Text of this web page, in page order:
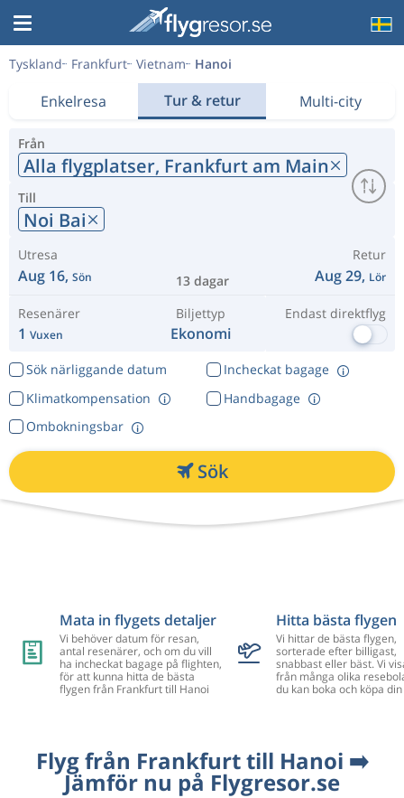
Tyskland Frankfurt Vietnam Hanoi
Enkelresa Tur & retur Multi-city
Från
Alla flygplatser, Frankfurt am Main
Till
Noi Bai
Utresa
Aug 16, Sön 13 dagar
Retur
Aug 29, Lör
Resenärer
1 Vuxen
Biljettyp
Ekonomi
Endast direktflyg
Sök närliggande datum
Incheckat bagage
Klimatkompensation
Ombokningsbar
Handbagage
Sök
Mata in flygets detaljer
Vi behöver datum för resan,
antal resenärer, och om du vill
ha incheckat bagage på flighten,
för att kunna hitta de bästa
flygen från Frankfurt till Hanoi
Hitta bästa flygen
Vi hittar de bästa flygen,
sorterade efter billigast,
snabbast eller bäst. Vi
från många olika
du kan boka och köpa
Flyg från Frankfurt till Hanoi ➡️
Jämför nu på Flygresor.se